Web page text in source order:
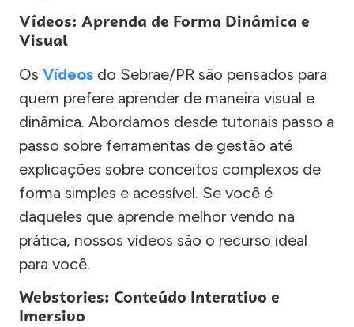
Vídeos: Aprenda de Forma Dinâmica e
Visual
Os Vídeos do Sebrae/PR são pensados para
quem prefere aprender de maneira visual e
dinâmica. Abordamos desde tutoriais passo a
passo sobre ferramentas de gestão até
explicações sobre conceitos complexos de
forma simples e acessível. Se você é
daqueles que aprende melhor vendo na
prática, nossos vídeos são o recurso ideal
para você.
Webstories: Conteúdo Interativo e
Imersivo